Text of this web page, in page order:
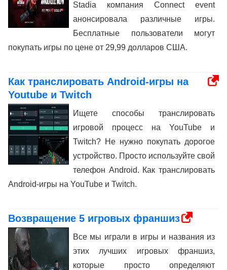
Stadia компания Connect event
анонсировала различные игры.
Бесплатные пользователи могут
покупать игры по цене от 29,99 долларов США.
Как транслировать Android-игры на
Youtube и Twitch
Ищете способы транслировать
игровой процесс на YouTube и
Twitch? Не нужно покупать дорогое
устройство. Просто используйте свой
телефон Android. Как транслировать
Android-игры на YouTube и Twitch.
Возвращение 5 игровых франшиз
Все мы играли в игры и названия из
этих лучших игровых франшиз,
которые просто определяют